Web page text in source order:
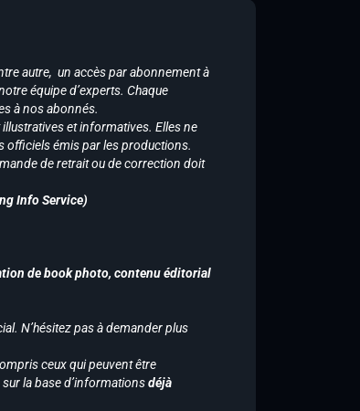
autre, un accès par abonnement à
équipe d’experts. Chaque
à nos abonnés.
et informatives. Elles ne
officiels émis par les productions.
de retrait ou de correction doit
Info Service)
de book photo, contenu éditorial
N’hésitez pas à demander plus
ceux qui peuvent être
la base d’informationsdéjà